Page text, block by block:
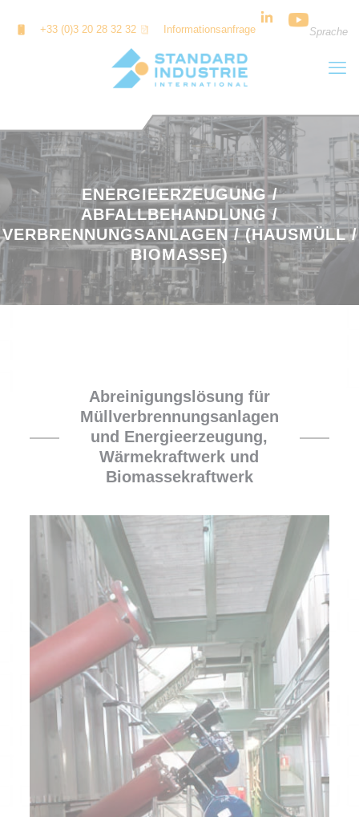
+33 (0)3 20 28 32 32 Informationsanfrage Sprache
ENERGIEERZEUGUNG /
ABFALLBEHANDLUNG /
VERBRENNUNGSANLAGEN / (HAUSMÜLL /
BIOMASSE)
Abreinigungslösung für
Müllverbrennungsanlagen
und Energieerzeugung,
Wärmekraftwerk und
Biomassekraftwerk